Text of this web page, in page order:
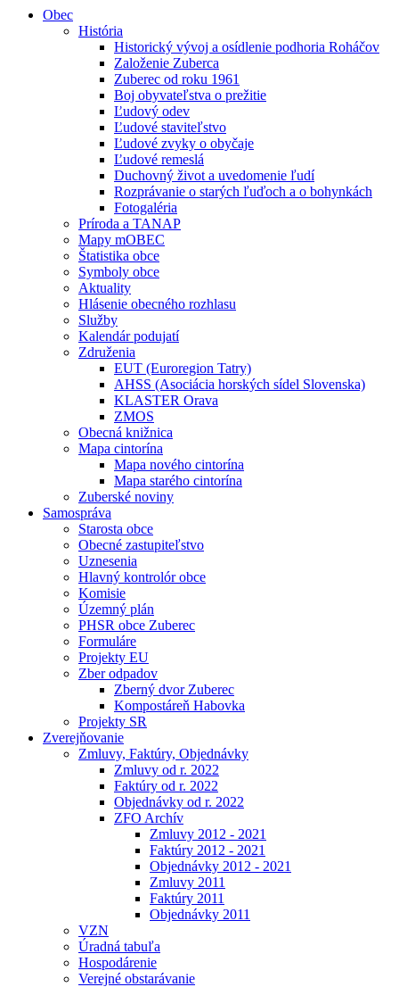
Obec
História
Historický vývoj a osídlenie podhoria Roháčov
Založenie Zuberca
Zuberec od roku 1961
Boj obyvateľstva o prežitie
Ľudový odev
Ľudové staviteľstvo
Ľudové zvyky o obyčaje
Ľudové remeslá
Duchovný život a uvedomenie ľudí
Rozprávanie o starých ľuďoch a o bohynkách
Fotogaléria
Príroda a TANAP
Mapy mOBEC
Štatistika obce
Symboly obce
Aktuality
Hlásenie obecného rozhlasu
Služby
Kalendár podujatí
Združenia
EUT (Euroregion Tatry)
AHSS (Asociácia horských sídel Slovenska)
KLASTER Orava
ZMOS
Obecná knižnica
Mapa cintorína
Mapa nového cintorína
Mapa starého cintorína
Zuberské noviny
Samospráva
Starosta obce
Obecné zastupiteľstvo
Uznesenia
Hlavný kontrolór obce
Komisie
Územný plán
PHSR obce Zuberec
Formuláre
Projekty EU
Zber odpadov
Zberný dvor Zuberec
Kompostáreň Habovka
Projekty SR
Zverejňovanie
Zmluvy, Faktúry, Objednávky
Zmluvy od r. 2022
Faktúry od r. 2022
Objednávky od r. 2022
ZFO Archív
Zmluvy 2012 - 2021
Faktúry 2012 - 2021
Objednávky 2012 - 2021
Zmluvy 2011
Faktúry 2011
Objednávky 2011
VZN
Úradná tabuľa
Hospodárenie
Verejné obstarávanie